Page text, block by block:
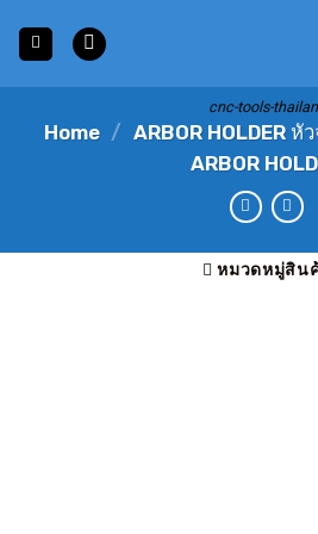
content
cnc-tools-
Home / ARBOR HOLDER หั
ARBOR
หมวดหมู่สิน